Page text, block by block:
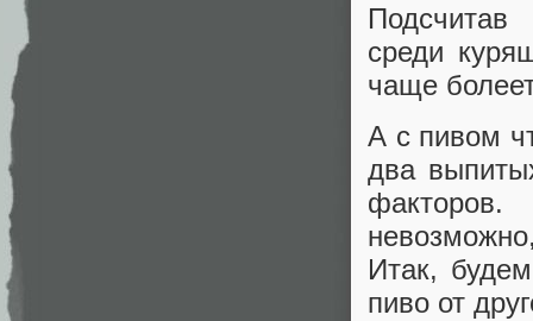
среди
чаще
А с пивом
два
Итак,
пиво от